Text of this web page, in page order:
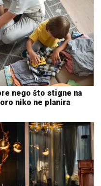
nego što stigne na
niko ne planira